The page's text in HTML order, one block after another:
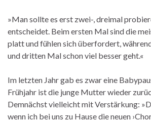
»Man sollte es erst zwei-, dreimal
entscheidet. Beim ersten Mal sind die
platt und fühlen sich überfordert,
und dritten Mal schon viel besser geht.«
Im letzten Jahr gab es zwar eine
Frühjahr ist die junge Mutter wieder
Demnächst vielleicht mit Verstärkung:
wenn ich bei uns zu Hause die neuen